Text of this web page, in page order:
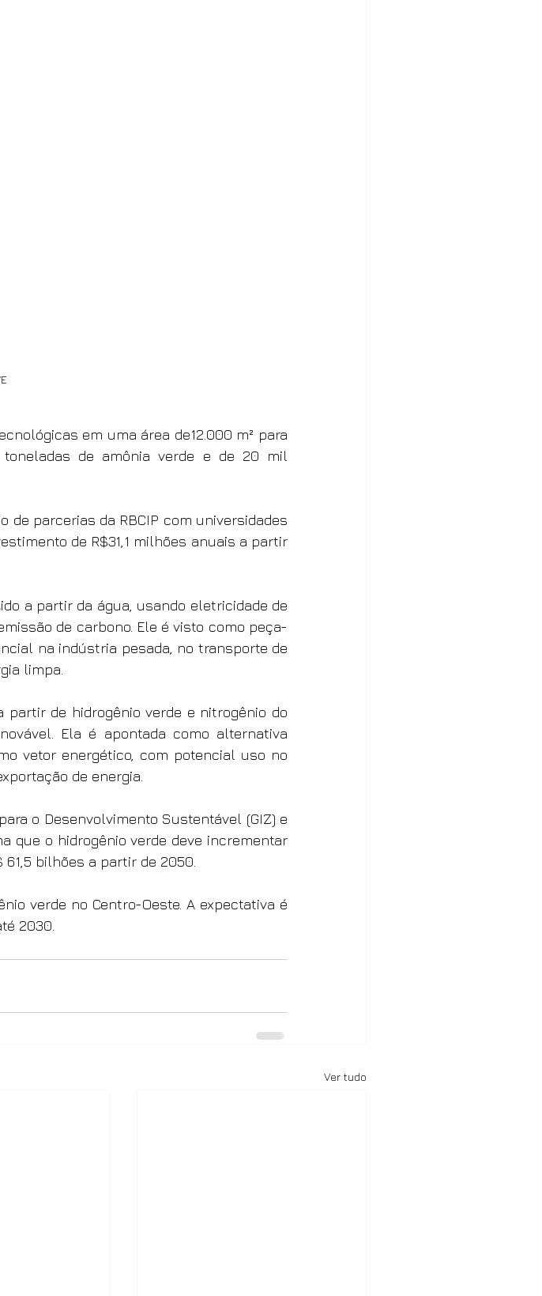
em uma área de12.000 m² para
de amônia verde e de 20 mil
de parcerias da RBCIP com universidades
de R$31,1 milhões anuais a partir
a partir da água, usando eletricidade de
de carbono. Ele é visto como peça-
na indústria pesada, no transporte de
limpa.
partir de hidrogênio verde e nitrogênio do
Ela é apontada como alternativa
vetor energético, com potencial uso no
de energia.
o Desenvolvimento Sustentável (GIZ) e
que o hidrogênio verde deve incrementar
bilhões a partir de 2050.
verde no Centro-Oeste. A expectativa é
2030.
Ver tudo